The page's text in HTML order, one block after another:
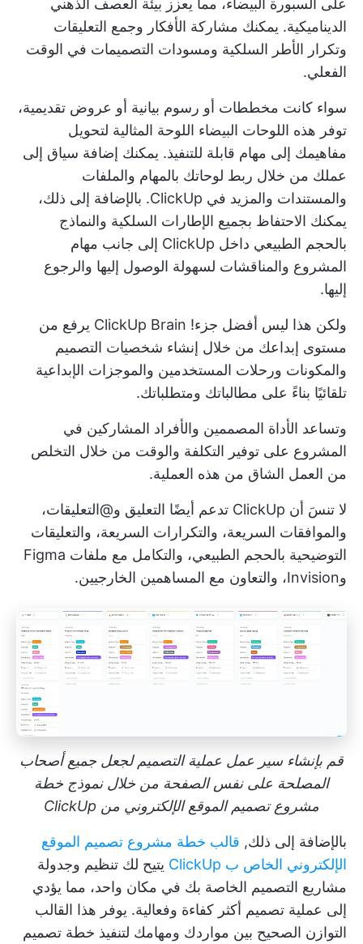
على السبورة البيضاء، مما يعزز بيئة العصف الذهني
الديناميكية. يمكنك مشاركة الأفكار وجمع التعليقات
وتكرار الأطر السلكية ومسودات التصميمات في الوقت
الفعلي.
سواء كانت مخططات أو رسوم بيانية أو عروض تقديمية،
توفر هذه اللوحات البيضاء اللوحة المثالية لتحويل
مفاهيمك إلى مهام قابلة للتنفيذ. يمكنك إضافة سياق إلى
عملك من خلال ربط لوحاتك بالمهام والملفات
والمستندات والمزيد في ClickUp. بالإضافة إلى ذلك،
يمكنك الاحتفاظ بجميع الإطارات السلكية والنماذج
بالحجم الطبيعي داخل ClickUp إلى جانب مهام
المشروع والمناقشات لسهولة الوصول إليها والرجوع
إليها.
ولكن هذا ليس أفضل جزء! ClickUp Brain يرفع من
مستوى إبداعك من خلال إنشاء شخصيات التصميم
والمكونات ورحلات المستخدمين والموجزات الإبداعية
تلقائيًا بناءً على مطالباتك ومتطلباتك.
وتساعد الأداة المصممين والأفراد المشاركين في
المشروع على توفير التكلفة والوقت من خلال التخلص
من العمل الشاق من هذه العملية.
لا تنسَ أن ClickUp تدعم أيضًا التعليق و@التعليقات،
والموافقات السريعة، والتكرارات السريعة، والتعليقات
التوضيحية بالحجم الطبيعي، والتكامل مع ملفات Figma
وInvision، والتعاون مع المساهمين الخارجيين.
قم بإنشاء سير عمل عملية التصميم لجعل جميع أصحاب
المصلحة على نفس الصفحة من خلال نموذج خطة
مشروع تصميم الموقع الإلكتروني من ClickUp
بالإضافة إلى ذلك, قالب خطة مشروع تصميم الموقع
الإلكتروني الخاص ب ClickUp
يتيح لك تنظيم وجدولة
مشاريع التصميم الخاصة بك في مكان واحد، مما يؤدي
إلى عملية تصميم أكثر كفاءة وفعالية. يوفر هذا القالب
التوازن الصحيح بين مواردك ومهامك لتنفيذ خطة تصميم